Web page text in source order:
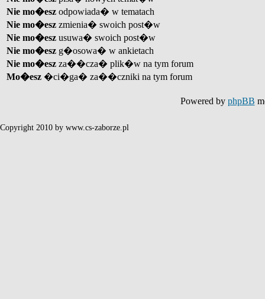
Nie mo�esz odpowiada� w tematach
Nie mo�esz zmienia� swoich post�w
Nie mo�esz usuwa� swoich post�w
Nie mo�esz g�osowa� w ankietach
Nie mo�esz za��cza� plik�w na tym forum
Mo�esz �ci�ga� za��czniki na tym forum
Powered by phpBB
Copyright 2010 by www.cs-zaborze.pl